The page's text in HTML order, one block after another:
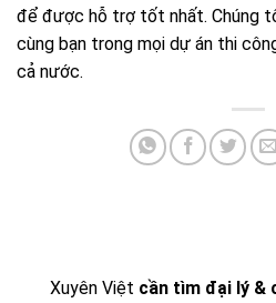
để được hỗ trợ tốt nhất. Chúng
cùng bạn trong mọi dự án thi
cả nước.
Xuyên Việt cần tìm đại lý &